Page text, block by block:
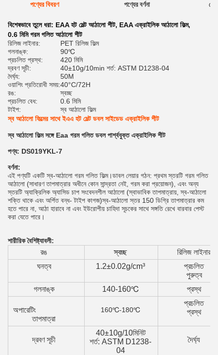
পণ্যের বিবরণ পণ্যের বর্ণনা
বিশেষভাবে তুলে ধরা: EAA হট মেল্ট আঠালো শীট, EAA এক্রাইলিক আঠালো ফিল্ম,
0.6 মিমি গরম গলিত আঠালো শীট
রিলিজ লাইনার:
PET রিলিজ ফিল্ম
গলনাঙ্ক:
90℃
প্রচলিত প্রস্থ:
420 মিমি
দ্রবণ সূচী:
40±10g/10min শর্ত: ASTM D1238-04
দৈর্ঘ্য:
50M
ওয়াশিং প্রতিরোধী সময়:40°C/72H
রঙ:
স্বচ্ছ
প্রচলিত বেধ:
0.6 মিমি
টাইপ:
স্ব আঠালো ফিল্ম
স্ব আঠালো ফিল্মের সাথে ইএএ হট মেল্ট ডবল সাইডেড এক্রাইলিক শীট
স্ব আঠালো ফিল্ম সঙ্গে Eaa গরম গলিত ডবল পার্শ্বযুক্ত এক্রাইলিক শীট
পণ্য: DS019YKL-7
বর্ণনা:
এই পণ্যটি একটি স্ব-আঠালো গরম গলিত ফিল্ম।ডাবল লেয়ার গঠন: প্রথম স্তরটি গরম গলিত
আঠালো (সাধারণ তাপমাত্রার অধীনে কোন সান্দ্রতা নেই, গরম করা প্রয়োজন), এবং অন্য
স্তরটি অ্যাক্রিলিক অ্যাসিড চাপ সংবেদনশীল আঠালো (স্বাভাবিক তাপমাত্রায়, স্ব-আঠালো
শক্তি থাকে এবং অর্পিত বন্ধ- টাইপ কাগজ)স্ব-আঠালো স্তর 150 ডিগ্রি তাপমাত্রার কম
হতে পারে না, আঠা হারাবে না এবং ইউরোপীয় চাহিদা সূচকের সাথে সঙ্গতি রেখে বারবার পেস্ট
করা যেতে পারে।
শারীরিক বৈশিষ্ট্যাবলী:
রঙ স্বচ্ছ
রিলিজ লাইনার
ঘনত্ব
1.2±0.02g/cm³
প্রচলিত
পুরুত্ব
গলনাঙ্ক
140-160℃ প্রস্থ
অপারেটিং
তাপমাত্রা
160℃-180℃
প্রচলিত
প্রস্থ
দ্রবণ সূচী
40±10g/10মিনিট
শর্ত: ASTM D1238-
04
দৈর্ঘ্য